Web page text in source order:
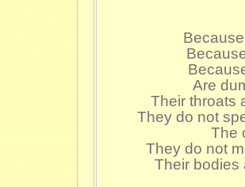
Are
Their throats
They do not
The
They do not
Their bodies